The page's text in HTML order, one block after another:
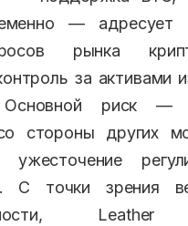
— адресует
рынка
за активами
Основной риск —
стороны других
С точки зрения